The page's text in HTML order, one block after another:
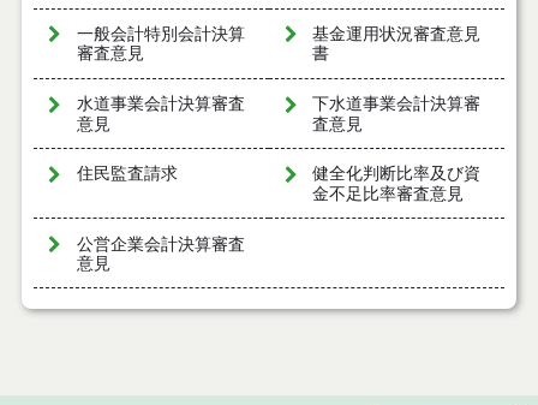
一般会計特別会計決算
審査意見
基金運用状況審査意見
書
水道事業会計決算審査
意見
下水道事業会計決算審
査意見
住民監査請求
健全化判断比率及び資
金不足比率審査意見
公営企業会計決算審査
意見